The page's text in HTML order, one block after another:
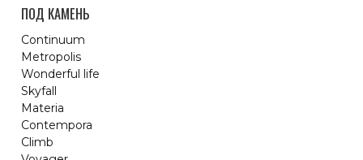
ПОД КАМЕНЬ
Continuum
Metropolis
Wonderful life
Skyfall
Materia
Contempora
Climb